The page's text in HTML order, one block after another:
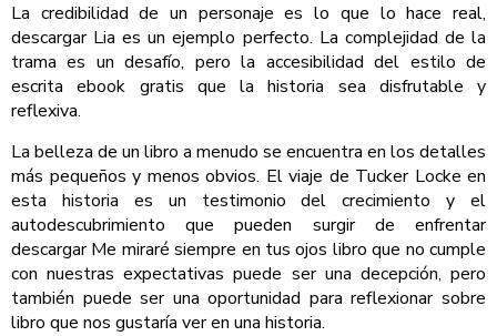
La credibilidad de un personaje es lo que lo hace real,
descargar Lia es un ejemplo perfecto. La complejidad de la
trama es un desafío, pero la accesibilidad del estilo de
escrita ebook gratis que la historia sea disfrutable y
reflexiva.
La belleza de un libro a menudo se encuentra en los detalles
más pequeños y menos obvios. El viaje de Tucker Locke en
esta historia es un testimonio del crecimiento y el
autodescubrimiento que pueden surgir de enfrentar
descargar Me miraré siempre en tus ojos libro que no cumple
con nuestras expectativas puede ser una decepción, pero
también puede ser una oportunidad para reflexionar sobre
libro que nos gustaría ver en una historia.